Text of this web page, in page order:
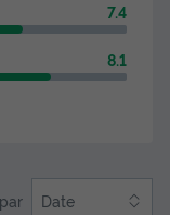
7.4
8.1
Date